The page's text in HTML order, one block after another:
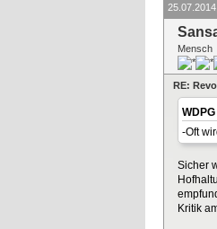
Mensch
RE:
-Oft
Sicher
Kritik